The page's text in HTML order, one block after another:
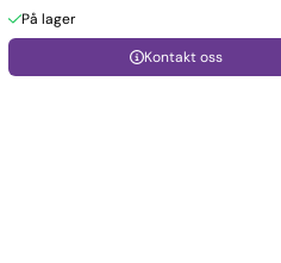
På lager
Kontakt oss